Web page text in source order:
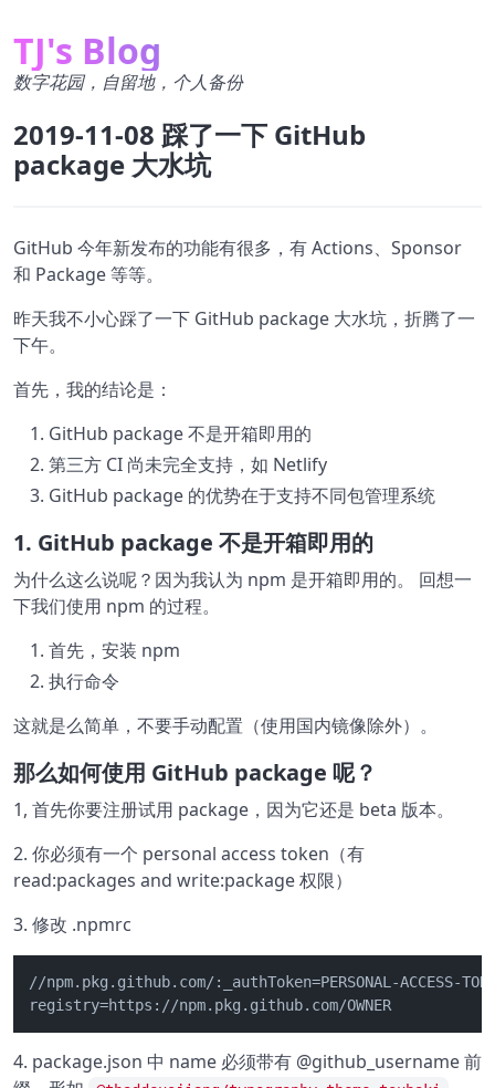
TJ's Blog
数字花园，自留地，个人备份
2019-11-08 踩了一下 GitHub
package 大水坑
GitHub 今年新发布的功能有很多，有 Actions、Sponsor
和 Package 等等。
昨天我不小心踩了一下 GitHub package 大水坑，折腾了一
下午。
首先，我的结论是：
GitHub package 不是开箱即用的
第三方 CI 尚未完全支持，如 Netlify
GitHub package 的优势在于支持不同包管理系统
1. GitHub package 不是开箱即用的
为什么这么说呢？因为我认为 npm 是开箱即用的。 回想一
下我们使用 npm 的过程。
首先，安装 npm
执行命令
这就是么简单，不要手动配置（使用国内镜像除外）。
那么如何使用 GitHub package 呢？
1, 首先你要注册试用 package，因为它还是 beta 版本。
2. 你必须有一个 personal access token（有
read:packages and write:package 权限）
3. 修改 .npmrc
//npm.pkg.github.com/:_authToken=PERSONAL-ACCESS-
registry=https://npm.pkg.github.com/OWNER
4. package.json 中 name 必须带有 @github_username 前